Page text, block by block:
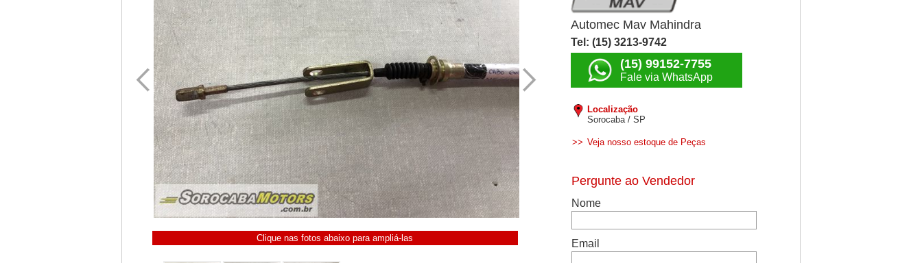
Clique nas fotos abaixo para ampliá-las
Automec Mav Mahindra
Tel: (15) 3213-9742
(15) 99152-7755
Fale via WhatsApp
Localização
Sorocaba / SP
>> Veja nosso estoque de Peças